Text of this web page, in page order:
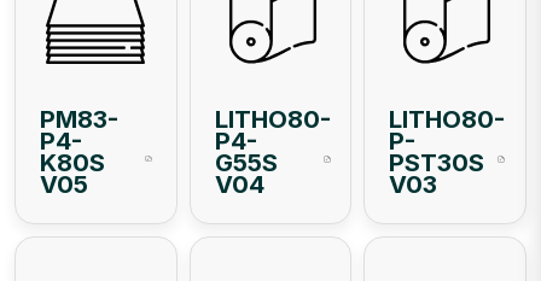
PM83-
P4-
K80S
V05
LITHO80-
P4-
G55S
V04
LITHO80-
P-
PST30S
V03